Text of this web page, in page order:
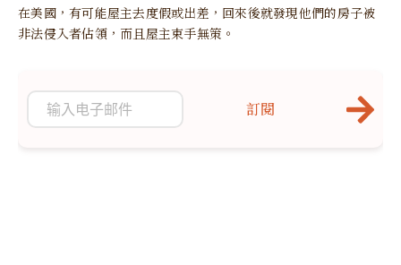
在美國，有可能屋主去度假或出差，回來後就發現他們的房子被
非法侵入者佔領，而且屋主束手無策。
訂閱